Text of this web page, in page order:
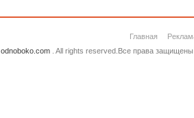
Главная
odnoboko.com. All rights reserved.Все права защищены.